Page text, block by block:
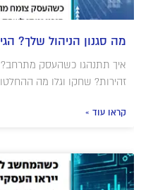
מה סגנון הניהול שלך?
איך תתנהגו כשהעסק מתרחב?
זהירות? שחקו וגלו מה
קראו עוד »